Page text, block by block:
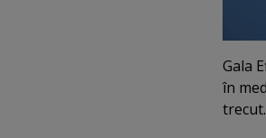
Gala
în
trecut.